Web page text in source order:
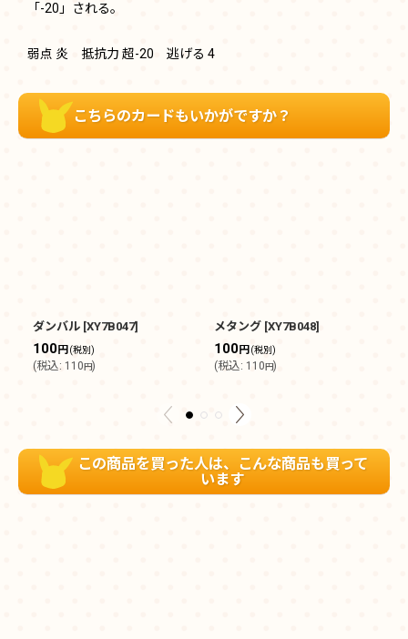
「-20」される。
弱点 炎 抵抗力 超-20 逃げる 4
こちらのカードもいかがですか？
ダンバル [XY7B047]
100円 (税別)
(税込: 110円)
メタング [XY7B048]
100円 (税別)
(税込: 110円)
この商品を買った人は、こんな商品も買って
います